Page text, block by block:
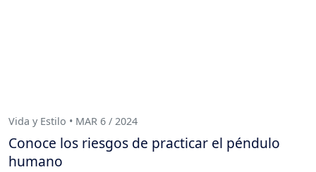
Vida y Estilo • MAR 6 / 2024
Conoce los riesgos de practicar el péndulo
humano